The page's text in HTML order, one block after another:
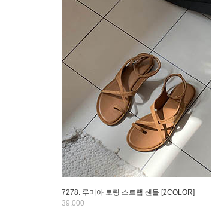
7278. 루미아 토링 스트랩 샌들 [2COLOR]
39,000